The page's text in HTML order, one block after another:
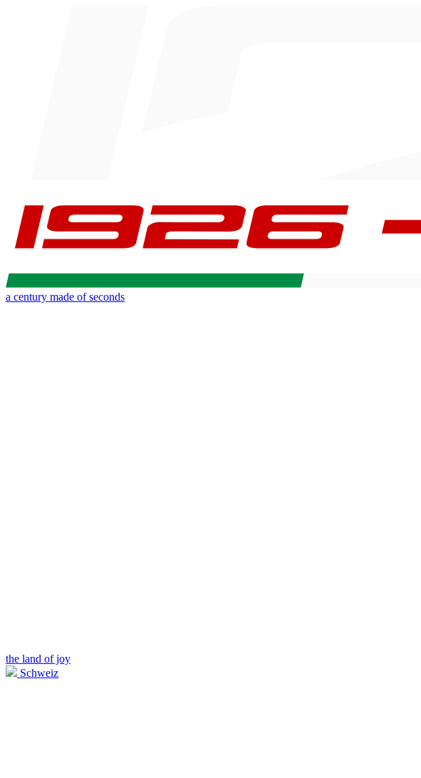
a century made of seconds
the land of joy
Schweiz